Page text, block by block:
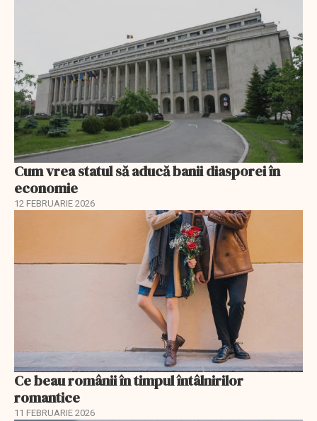
Cum vrea statul să aducă banii diasporei în
economie
12 FEBRUARIE 2026
Ce beau românii în timpul întâlnirilor
romantice
11 FEBRUARIE 2026